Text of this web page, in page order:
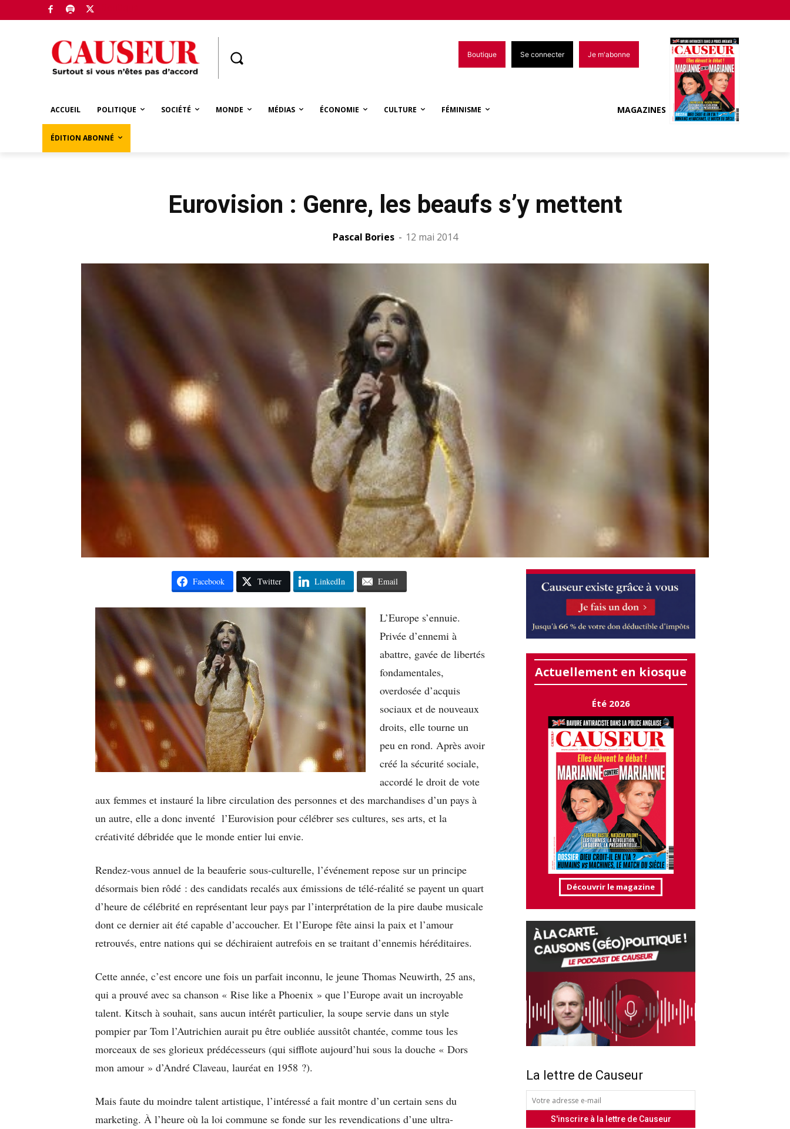
Boutique Se connecter Je m'abonne
ACCUEIL POLITIQUE SOCIÉTÉ MONDE MÉDIAS ÉCONOMIE CULTURE FÉMINISME
ÉDITION ABONNÉ
MAGAZINES
Eurovision : Genre, les beaufs s’y mettent
Pascal Bories - 12 mai 2014
Facebook Twitter LinkedIn Email
L’Europe s’ennuie.
Privée d’ennemi à
abattre, gavée de libertés
fondamentales,
overdosée d’acquis
sociaux et de nouveaux
droits, elle tourne un
peu en rond. Après avoir
créé la sécurité sociale,
accordé le droit de vote
aux femmes et instauré la libre circulation des personnes et des marchandises d’un pays à
un autre, elle a donc inventé l’Eurovision pour célébrer ses cultures, ses arts, et la
créativité débridée que le monde entier lui envie.
Rendez-vous annuel de la beauferie sous-culturelle, l’événement repose sur un principe
désormais bien rôdé : des candidats recalés aux émissions de télé-réalité se payent un quart
d’heure de célébrité en représentant leur pays par l’interprétation de la pire daube musicale
dont ce dernier ait été capable d’accoucher. Et l’Europe fête ainsi la paix et l’amour
retrouvés, entre nations qui se déchiraient autrefois en se traitant d’ennemis héréditaires.
Cette année, c’est encore une fois un parfait inconnu, le jeune Thomas Neuwirth, 25 ans,
qui a prouvé avec sa chanson « Rise like a Phoenix » que l’Europe avait un incroyable
talent. Kitsch à souhait, sans aucun intérêt particulier, la soupe servie dans un style
pompier par Tom l’Autrichien aurait pu être oubliée aussitôt chantée, comme tous les
morceaux de ses glorieux prédécesseurs (qui sifflote aujourd’hui sous la douche « Dors
mon amour » d’André Claveau, lauréat en 1958 ?).
Mais faute du moindre talent artistique, l’intéressé a fait montre d’un certain sens du
marketing. À l’heure où la loi commune se fonde sur les revendications d’une ultra-
Actuellement en kiosque
Été 2026
Découvrir le magazine
La lettre de Causeur